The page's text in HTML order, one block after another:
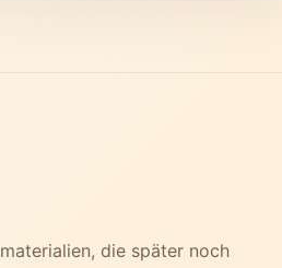
die später noch